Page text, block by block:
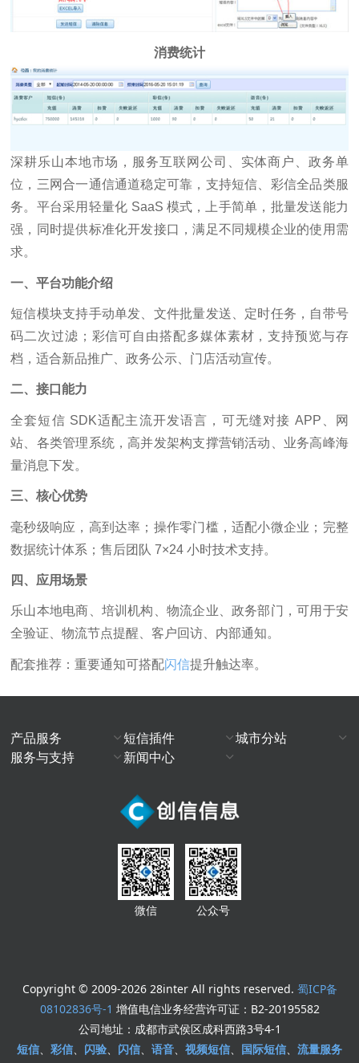
消费统计
深耕乐山本地市场，服务互联网公司、实体商户、政务单
位，三网合一通信通道稳定可靠，支持短信、彩信全品类服
务。平台采用轻量化 SaaS 模式，上手简单，批量发送能力
强，同时提供标准化开发接口，满足不同规模企业的使用需
求。
一、平台功能介绍
短信模块支持手动单发、文件批量发送、定时任务，自带号
码二次过滤；彩信可自由搭配多媒体素材，支持预览与存
档，适合新品推广、政务公示、门店活动宣传。
二、接口能力
全套短信 SDK适配主流开发语言，可无缝对接 APP、网
站、各类管理系统，高并发架构支撑营销活动、业务高峰海
量消息下发。
三、核心优势
毫秒级响应，高到达率；操作零门槛，适配小微企业；完整
数据统计体系；售后团队 7×24 小时技术支持。
四、应用场景
乐山本地电商、培训机构、物流企业、政务部门，可用于安
全验证、物流节点提醒、客户回访、内部通知。
配套推荐：重要通知可搭配闪信提升触达率。
产品服务 短信插件
城市分站
服务与支持
新闻中心
微信 公众号
Copyright © 2009-2026 28inter All rights reserved. 蜀ICP备
08102836号-1 增值电信业务经营许可证：B2-20195582
公司地址：成都市武侯区成科西路3号4-1
短信、 彩信、 闪验、 闪信、 语音、 视频短信、 国际短信、 流量服务